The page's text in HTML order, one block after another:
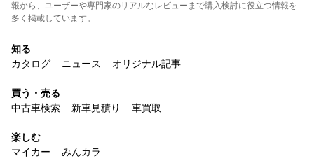
報から、ユーザーや専門家のリアルなレビューまで購入検討に役立つ情報を
多く掲載しています。
知る
カタログ
ニュース オリジナル記事
買う・売る
中古車検索
新車見積り 車買取
楽しむ
マイカー
みんカラ